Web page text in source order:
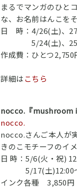
まるでマンガのひと
な、お名前はんこを
日 時：4/26(土)、
5/24(土)、25(日
作成費：ひとつ2,750
詳細はこちら
nocco.『mushroom
nocco.
nocco.さんご本人が
きのこモチーフのイ
日 時：5/6(火・祝)
5/17(土)12:00
インク各種 3,850円